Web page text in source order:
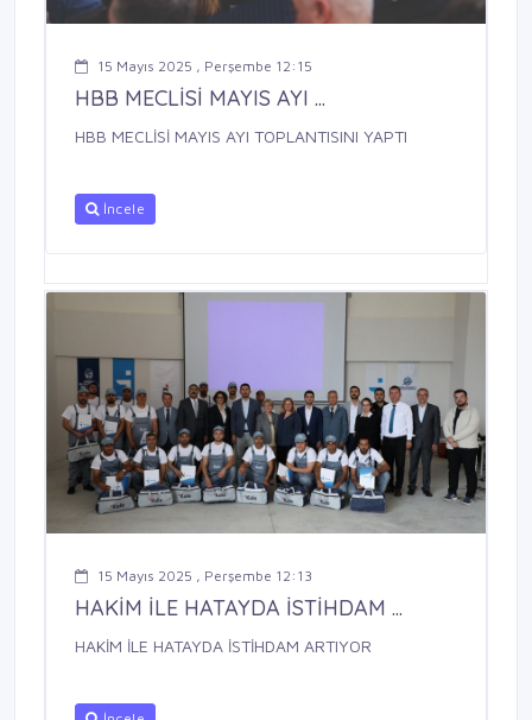
15 Mayıs 2025 , Perşembe 12:15
HBB MECLİSİ MAYIS AYI ...
HBB MECLİSİ MAYIS AYI TOPLANTISINI YAPTI
İncele
15 Mayıs 2025 , Perşembe 12:13
HAKİM İLE HATAYDA İSTİHDAM ...
HAKİM İLE HATAYDA İSTİHDAM ARTIYOR